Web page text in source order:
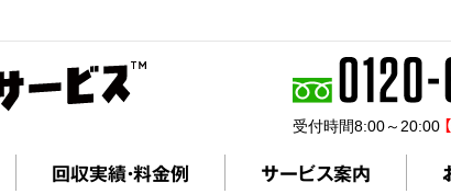
受付時間8:00～20:00
回収実績・料金例 サービス案内